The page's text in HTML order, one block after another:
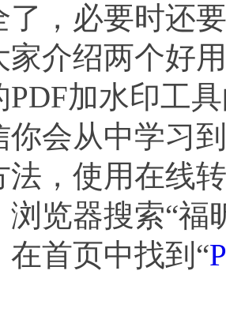
了，必要时还
家介绍两个好
PDF加水印工
你会从中学习
法，使用在线
浏览器搜索“福
在首页中找到“